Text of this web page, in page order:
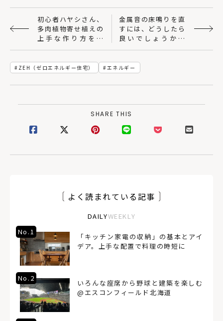
初心者ハヤシさん、
多肉植物寄せ植えの
上手な作り方を学
ぶ。
金属音の床鳴りを直
すには、どうしたら
良いでしょうか？
［NPO住宅110番］
ZEH（ゼロエネルギー住宅） エネルギー
SHARE THIS
よく読まれている記事
DAILYWEEKLY
No.1
「キッチン家電の収納」の基本とアイ
デア。上手な配置で料理の時短に
No.2
いろんな座席から野球と建築を楽しむ
@エスコンフィールド北海道